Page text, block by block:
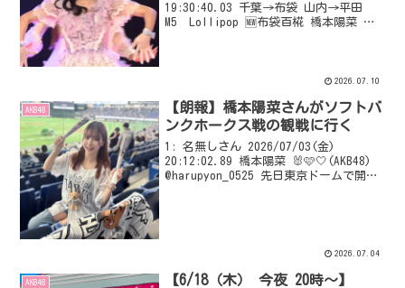
19:30:40.03 千葉→布袋 山内→平田
M5 Lollipop 🆕布袋百椛 橋本陽菜 🆕
2026.07.10
AKB48
【朗報】橋本陽菜さんがソフトバ
ンクホークス戦の観戦に行く
1: 名無しさん 2026/07/03(金)
20:12:02.89 橋本陽菜 🐰🩷🤍(AKB48)
@harupyon_0525 先日東京ドームで開催
2026.07.04
AKB48
【6/18（木） 今夜 20時～】